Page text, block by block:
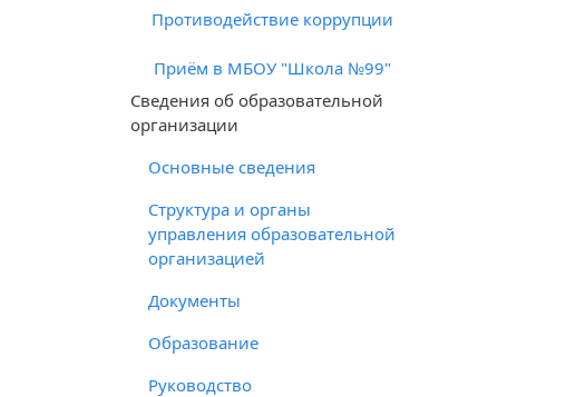
Противодействие коррупции
Приём в МБОУ "Школа №99"
Cведения об образовательной
организации
Основные сведения
Структура и органы
управления образовательной
организацией
Документы
Образование
Руководство